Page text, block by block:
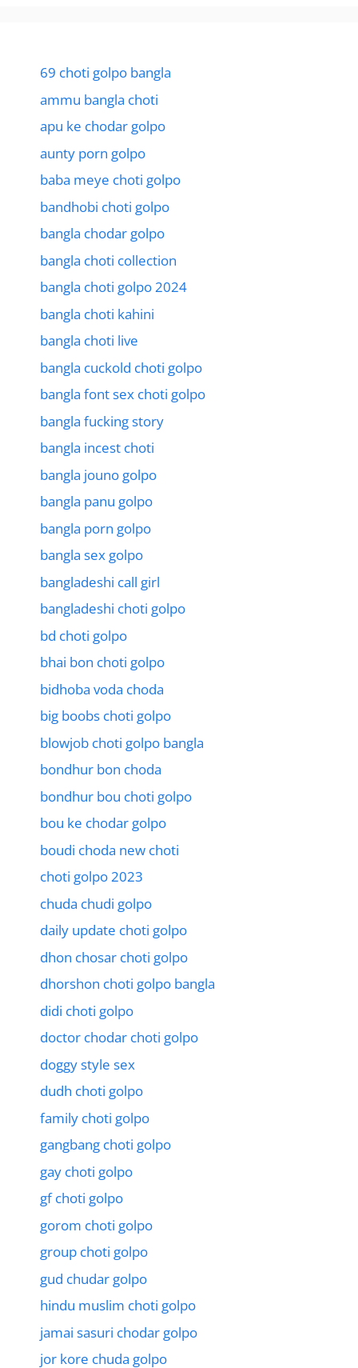
69 choti golpo bangla
ammu bangla choti
apu ke chodar golpo
aunty porn golpo
baba meye choti golpo
bandhobi choti golpo
bangla chodar golpo
bangla choti collection
bangla choti golpo 2024
bangla choti kahini
bangla choti live
bangla cuckold choti golpo
bangla font sex choti golpo
bangla fucking story
bangla incest choti
bangla jouno golpo
bangla panu golpo
bangla porn golpo
bangla sex golpo
bangladeshi call girl
bangladeshi choti golpo
bd choti golpo
bhai bon choti golpo
bidhoba voda choda
big boobs choti golpo
blowjob choti golpo bangla
bondhur bon choda
bondhur bou choti golpo
bou ke chodar golpo
boudi choda new choti
choti golpo 2023
chuda chudi golpo
daily update choti golpo
dhon chosar choti golpo
dhorshon choti golpo bangla
didi choti golpo
doctor chodar choti golpo
doggy style sex
dudh choti golpo
family choti golpo
gangbang choti golpo
gay choti golpo
gf choti golpo
gorom choti golpo
group choti golpo
gud chudar golpo
hindu muslim choti golpo
jamai sasuri chodar golpo
jor kore chuda golpo